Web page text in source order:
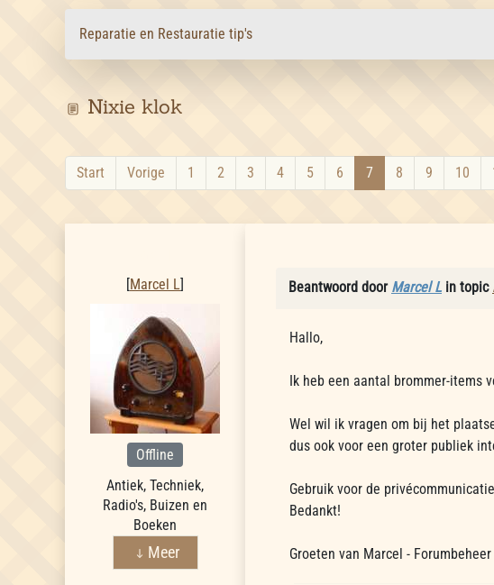
Reparatie en Restauratie tip's
Nixie klok
Start Vorige 1 2 3 4 5 6 7 8 9 10
[Marcel L]
Offline
Antiek, Techniek,
Radio's, Buizen en
Boeken
Meer
Beantwoord door Marcel L in topic
Hallo,
Ik heb een aantal brommer-items
Wel wil ik vragen om bij het
dus ook voor een groter publiek
Gebruik voor de
Bedankt!
Groeten van Marcel - Forumbeheer